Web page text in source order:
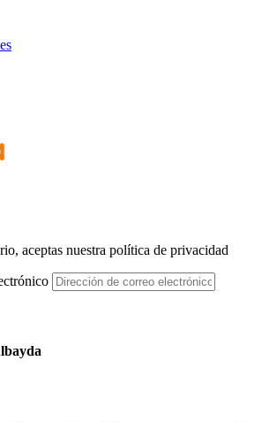
aceptas nuestra política de privacidad